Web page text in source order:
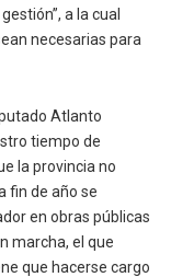
a la cual
necesarias para
Atlanto
tiempo de
la provincia no
fin de año se
en obras públicas
marcha, el que
que hacerse cargo